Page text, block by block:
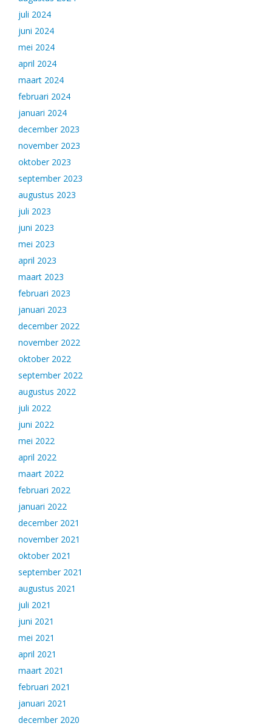
juli 2024
juni 2024
mei 2024
april 2024
maart 2024
februari 2024
januari 2024
december 2023
november 2023
oktober 2023
september 2023
augustus 2023
juli 2023
juni 2023
mei 2023
april 2023
maart 2023
februari 2023
januari 2023
december 2022
november 2022
oktober 2022
september 2022
augustus 2022
juli 2022
juni 2022
mei 2022
april 2022
maart 2022
februari 2022
januari 2022
december 2021
november 2021
oktober 2021
september 2021
augustus 2021
juli 2021
juni 2021
mei 2021
april 2021
maart 2021
februari 2021
januari 2021
december 2020